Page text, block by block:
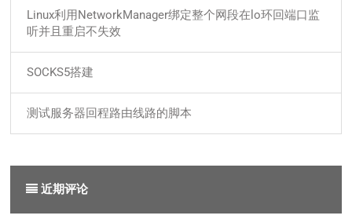
Linux利用NetworkManager绑定整个网段在lo环回端口监
听并且重启不失效
SOCKS5搭建
测试服务器回程路由线路的脚本
近期评论